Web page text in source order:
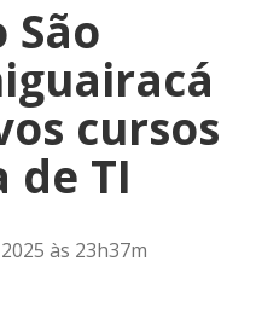
São
cursos
de TI
às 23h37m